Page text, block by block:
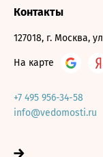
Контакты
127018, г. Москва,
На карте
+7 495 956-34-58
info@vedomosti.ru